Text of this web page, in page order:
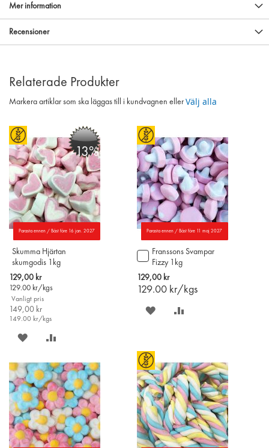
Mer information
Recensioner
Relaterade Produkter
Markera artiklar som ska läggas till i kundvagnen eller Välj alla
Parasta ennen / Bäst före 16 jan. 2027
-13%
Skumma Hjärtan
skumgodis 1kg
Special
Price
129,00 kr
129.00 kr/kgs
Vanligt pris
149,00 kr
149.00 kr/kgs
SPARA
ÖNSKELISTAN
JÄMFÖR
Parasta ennen / Bäst före 11 maj 2027
Franssons Svampar
Fizzy 1kg
129,00 kr
129.00 kr/kgs
Lägg
till
i
varukorgen
SPARA